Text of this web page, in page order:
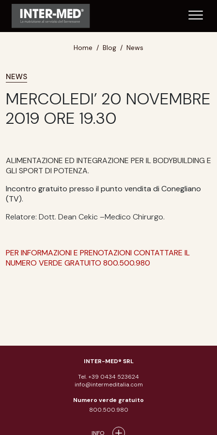
Home Blog News
NEWS
MERCOLEDI’ 20 NOVEMBRE
2019 ORE 19.30
ALIMENTAZIONE ED INTEGRAZIONE PER IL BODYBUILDING E
GLI SPORT DI POTENZA.
Incontro gratuito presso il punto vendita di Conegliano
(TV).
Relatore: Dott. Dean Cekic –Medico Chirurgo.
PER INFORMAZIONI E PRENOTAZIONI CONTATTARE IL
NUMERO VERDE GRATUITO 800.500.980
INTER-MED® SRL
Tel. +39 0434 523624
info@intermeditalia.com
Numero verde gratuito
800.500.980
INFO